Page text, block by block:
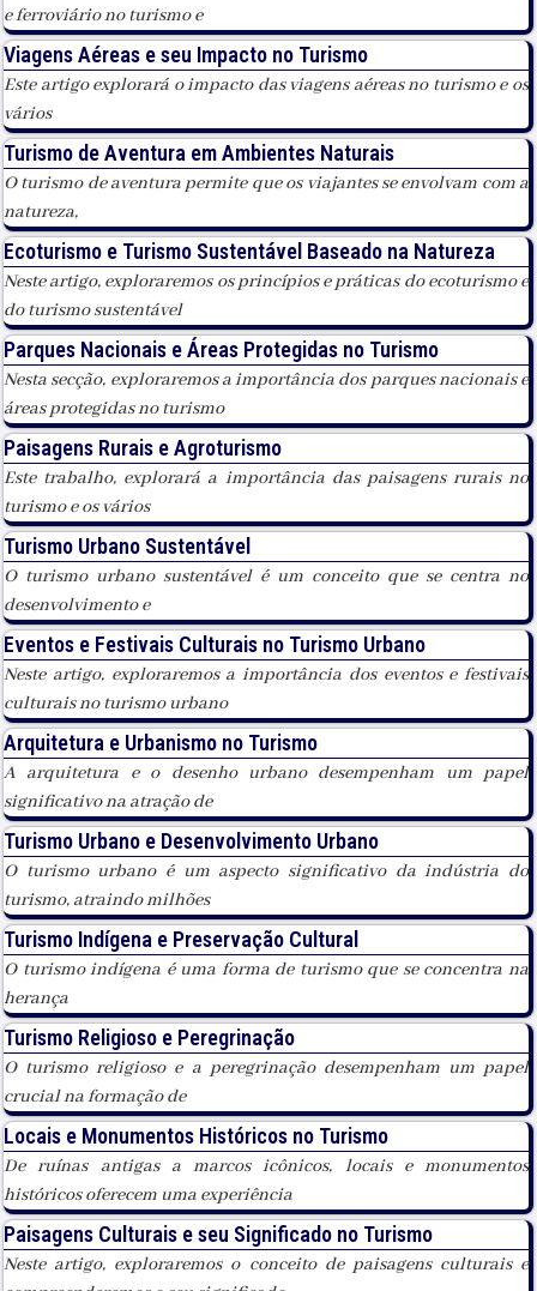
e ferroviário no turismo e
Viagens Aéreas e seu Impacto no Turismo
Este artigo explorará o impacto das viagens aéreas no turismo e os
vários
Turismo de Aventura em Ambientes Naturais
O turismo de aventura permite que os viajantes se envolvam com a
natureza,
Ecoturismo e Turismo Sustentável Baseado na Natureza
Neste artigo, exploraremos os princípios e práticas do ecoturismo e
do turismo sustentável
Parques Nacionais e Áreas Protegidas no Turismo
Nesta secção, exploraremos a importância dos parques nacionais e
áreas protegidas no turismo
Paisagens Rurais e Agroturismo
Este trabalho, explorará a importância das paisagens rurais no
turismo e os vários
Turismo Urbano Sustentável
O turismo urbano sustentável é um conceito que se centra no
desenvolvimento e
Eventos e Festivais Culturais no Turismo Urbano
Neste artigo, exploraremos a importância dos eventos e festivais
culturais no turismo urbano
Arquitetura e Urbanismo no Turismo
A arquitetura e o desenho urbano desempenham um papel
significativo na atração de
Turismo Urbano e Desenvolvimento Urbano
O turismo urbano é um aspecto significativo da indústria do
turismo, atraindo milhões
Turismo Indígena e Preservação Cultural
O turismo indígena é uma forma de turismo que se concentra na
herança
Turismo Religioso e Peregrinação
O turismo religioso e a peregrinação desempenham um papel
crucial na formação de
Locais e Monumentos Históricos no Turismo
De ruínas antigas a marcos icônicos, locais e monumentos
históricos oferecem uma experiência
Paisagens Culturais e seu Significado no Turismo
Neste artigo, exploraremos o conceito de paisagens culturais e